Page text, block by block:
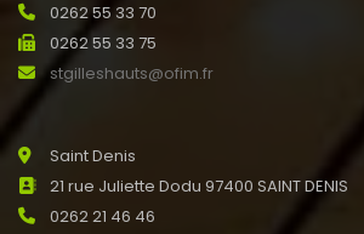
0262 55 33 70
0262 55 33 75
stgilleshauts@ofim.fr
Saint Denis
21 rue Juliette Dodu 97400 SAINT DENIS
0262 21 46 46